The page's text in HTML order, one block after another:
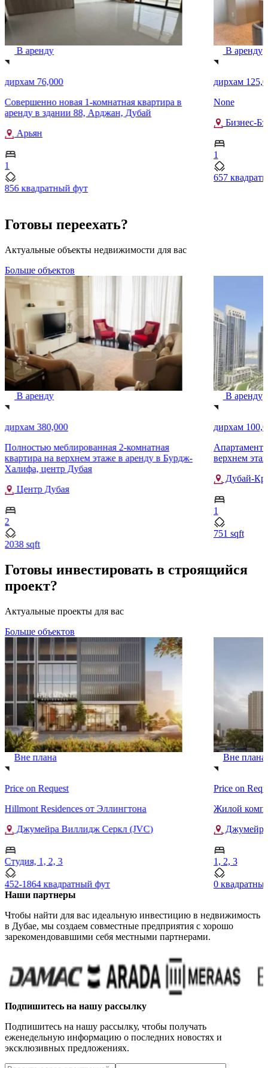
В аренду
дирхам 76,000
Совершенно новая 1-комнатная квартира в
аренду в здании 88, Арджан, Дубай
Арьян
1
856 квадратный фут
В аренду
дирхам
None
Бизнес-
1
657
Готовы переехать?
Актуальные объекты недвижимости для вас
Больше объектов
В аренду
дирхам 380,000
Полностью меблированная 2-комнатная
квартира на верхнем этаже в аренду в Бурдж-
Халифа, центр Дубая
Центр Дубая
2
2038 sqft
В аренду
дирхам
верхнем
Дубай-
1
751 sqft
Готовы инвестировать в строящийся
проект?
Актуальные проекты для вас
Больше объектов
Вне плана
Price on Request
Hillmont Residences от Эллингтона
Джумейра Виллидж Серкл (JVC)
Студия, 1, 2, 3
452-1864 квадратный фут
Вне плана
Price on
Жилой
1, 2, 3
0
Наши партнеры
Чтобы найти для вас идеальную инвестицию в недвижимость
в Дубае, мы создаем совместные предприятия с хорошо
зарекомендовавшими себя местными партнерами.
Подпишитесь на нашу рассылку
Подпишитесь на нашу рассылку, чтобы получать
еженедельную информацию о последних новостях и
эксклюзивных предложениях.